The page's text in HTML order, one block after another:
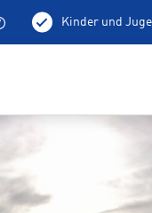
Kinder und